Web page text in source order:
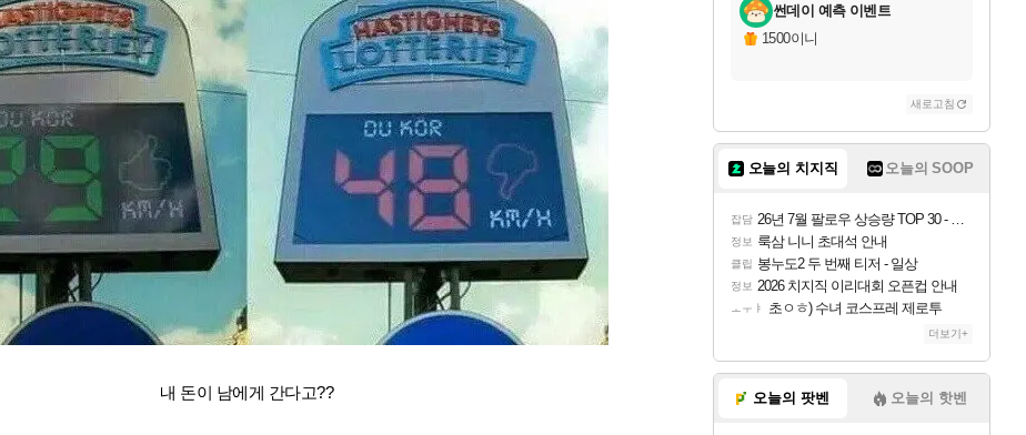
내 돈이 남에게 간다고??
썬데이 예측 이벤트
1500이니
새로고침
오늘의 치지직 오늘의 SOOP
잡담 26년 7월 팔로우 상승량 TOP 30 - 월간 치지직
정보 룩삼 니니 초대석 안내
클립 봉누도2 두 번째 티저 - 일상
정보 2026 치지직 이리대회 오픈컵 안내
ㅗㅜㅑ 초ㅇㅎ) 수녀 코스프레 제로투
더보기+
오늘의 팟벤 오늘의 핫벤